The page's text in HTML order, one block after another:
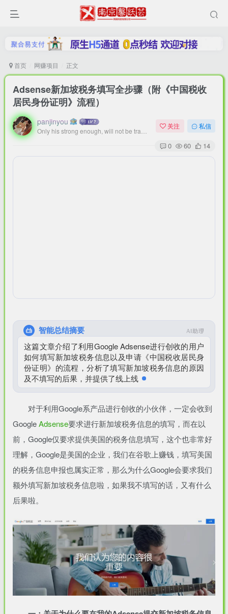
首页 网赚项目 正文
Adsense新加坡税务填写全步骤（附《中国税收
居民身份证明》流程）
panjinyou 关注 私信
0 60 14
智能总结摘要 AI助理
这篇文章介绍了利用Google Adsense进行创收的用户
如何填写新加坡税务信息以及申请《中国税收居民身
份证明》的流程，分析了填写新加坡税务信息的原因
及不填写的后果，并提供了线上线下两种申请《中国
税
对于利用Google系产品进行创收的小伙伴，一定会收到
Google
Adsense要求进行新加坡税务信息的填写，而在以
前，Google仅要求提供美国的税务信息填写，这个也非常好
理解，Google是美国的企业，我们在谷歌上赚钱，填写美国
的税务信息申报也属实正常，那么为什么Google会要求我们
额外填写新加坡税务信息啦，如果我不填写的话，又有什么
扫码登录
扫码登录即表示同意用户协议、隐私声明